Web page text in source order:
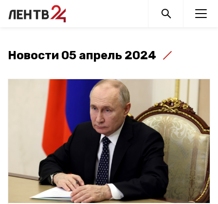
Новости 05 апрель 2024